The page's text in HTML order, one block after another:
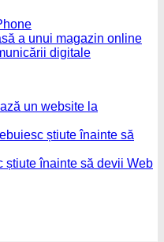
Niciun
comentariu
la
Android
iPhone
a unui magazin online
digitaleNiciun
mail
–
comunicării
un website la
știute înainte să
știute înainte să devii Web